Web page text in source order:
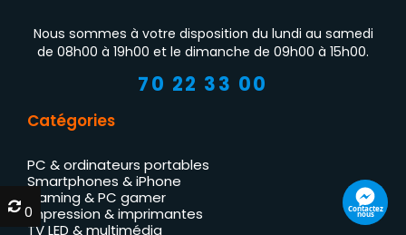
Nous sommes à votre disposition du lundi au samedi
de 08h00 à 19h00 et le dimanche de 09h00 à 15h00.
70 22 33 00
Catégories
PC & ordinateurs portables
Smartphones & iPhone
Gaming & PC gamer
Impression & imprimantes
TV LED & multimédia
Contactez
nous
0
0